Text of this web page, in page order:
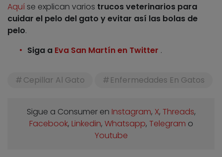
Aquí se explican varios trucos veterinarios para
cuidar el pelo del gato y evitar así las bolas de
pelo.
Siga a Eva San Martín en Twitter .
Cepillar Al Gato Enfermedades En Gatos
Sigue a Consumer en Instagram, X, Threads,
Facebook, Linkedin, Whatsapp, Telegram o
Youtube